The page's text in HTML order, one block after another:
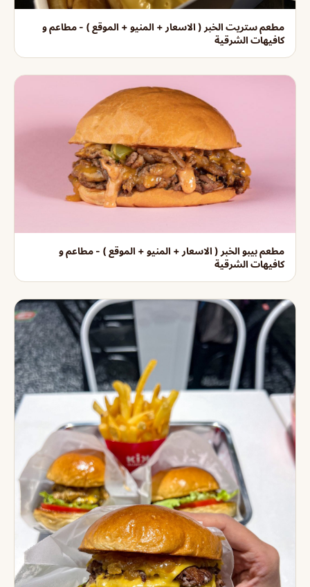
مطعم ستريت الخبر ( الاسعار + المنيو + الموقع ) - مطاعم و
كافيهات الشرقية
مطعم بيبو الخبر ( الاسعار + المنيو + الموقع ) - مطاعم و
كافيهات الشرقية